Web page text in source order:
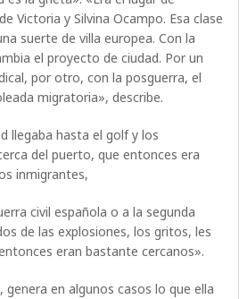
Victoria y Silvina Ocampo. Esa clase
suerte de villa europea. Con la
el proyecto de ciudad. Por un
por otro, con la posguerra, el
migratoria», describe.
llegaba hasta el golf y los
del puerto, que entonces era
inmigrantes,
civil española o a la segunda
de las explosiones, los gritos, les
eran bastante cercanos».
genera en algunos casos lo que ella